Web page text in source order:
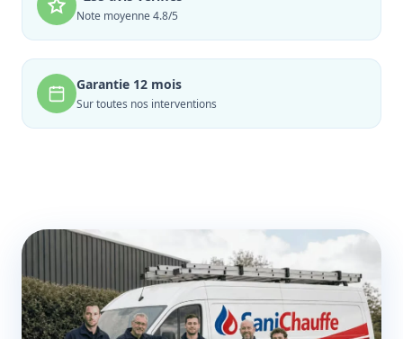
Note moyenne 4.8/5
Garantie 12 mois
Sur toutes nos interventions